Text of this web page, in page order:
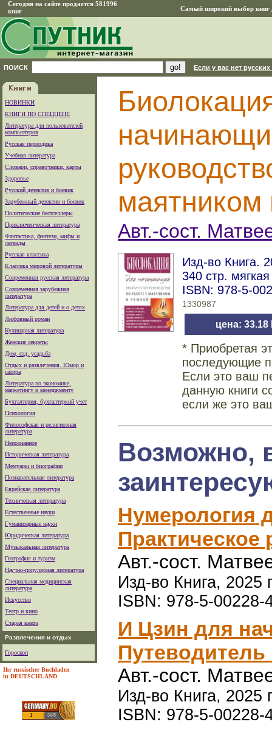
Сегодня на сайте продается 581996
книг
Самый широкий выбор книг
ПОИСК Если у вас нет
НОВИНКИ
КНИГИ ПО СПЕЦЦЕНЕ
Литература для пользователей
компьютеров
Русская периодика
Учебная литература
Словари, справочники, карты
Здоровье
Русский детектив и боевик
Зарубежный детектив и боевик
Политические бестселлеры
Приключенческая литература
Фантастика, фэнтези, мифы и
легенды
Русская классика
Классика мировой литературы
Современная русская литература
Современная зарубежная
литература
Литература для детей и о детях
Любовный роман
Кулинарная литература
Женские секреты
Дом, сад, усадьба
Отдых и развлечения. Юмор и
сатира
Литература по экономике,
маркетингу и менеджменту
Бухгалтерия, бухгалтеркий учет
Психология
Философская и религиозная
литература
Непознанное
Историческая литература
Мемуары и биографии
Познавательная литература
Еврейская литература
Техническая литература
Естественные науки
Гуманитарные науки
Юридическая литература
Музыкальная литература
География и туризм
Научно-популярная литература
Специальная медицинская
литература
Искусство
Театр и кино
Старая книга
Развлечения и отдых
Гороскоп
Ihr russischer Buchladen
in DEUTSCHLAND
маятником
Авт.-сост.
Изд-во Книга.
340 стр.
ISBN: 978-5-
1330987
цена: 33.18
* Приобретая
последующие
Если это ваш
данную книги
если же это
Возможно,
Нумерология
Практическое
Авт.-сост.
Изд-во Книга, 2025
ISBN: 978-5-00228-
И Цзин для
Авт.-сост.
Изд-во Книга, 2025
ISBN: 978-5-00228-